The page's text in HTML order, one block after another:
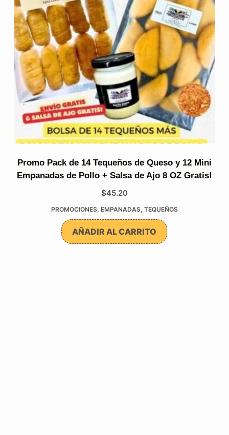
Promo Pack de 14 Tequeños de Queso y 12 Mini
Empanadas de Pollo + Salsa de Ajo 8 OZ Gratis!
$45.20
PROMOCIONES, EMPANADAS, TEQUEÑOS
AÑADIR AL CARRITO